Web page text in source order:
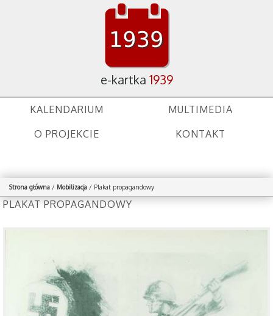
e-kartka 1939
KALENDARIUM
MULTIMEDIA
O PROJEKCIE
KONTAKT
Strona główna / Mobilizacja / Plakat propagandowy
PLAKAT PROPAGANDOWY